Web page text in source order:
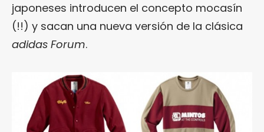
japoneses introducen el concepto mocasín
(!!) y sacan una nueva versión de la clásica
adidas Forum.